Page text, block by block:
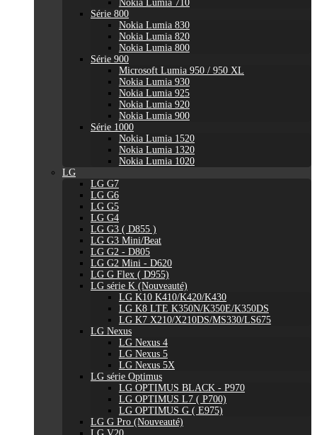
Nokia Lumia 710
Série 800
Nokia Lumia 830
Nokia Lumia 820
Nokia Lumia 800
Série 900
Microsoft Lumia 950 / 950 XL
Nokia Lumia 930
Nokia Lumia 925
Nokia Lumia 920
Nokia Lumia 900
Série 1000
Nokia Lumia 1520
Nokia Lumia 1320
Nokia Lumia 1020
LG
LG G7
LG G6
LG G5
LG G4
LG G3 ( D855 )
LG G3 Mini/Beat
LG G2 - D805
LG G2 Mini - D620
LG G Flex ( D955)
LG série K (Nouveauté)
LG K10 K410/K420/K430
LG K8 LTE K350N/K350E/K350DS
LG K7 X210/X210DS/MS330/LS675
LG Nexus
LG Nexus 4
LG Nexus 5
LG Nexus 5X
LG série Optimus
LG OPTIMUS BLACK - P970
LG OPTIMUS L7 ( P700)
LG OPTIMUS G ( E975)
LG G Pro (Nouveauté)